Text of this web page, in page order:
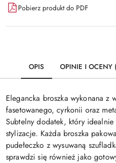
Pobierz produkt do PDF
OPIS OPINIE I OCENY
Elegancka broszka wykonana z
fasetowanego, cyrkonii oraz
Subtelny dodatek, który
stylizacje. Każda broszka
pudełeczko z wysuwaną
sprawdzi się również jako